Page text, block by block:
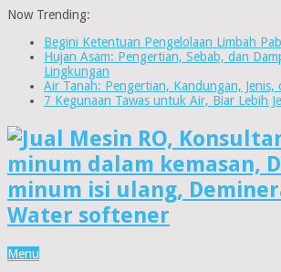
Now Trending:
Begini Ketentuan Pengelolaan Limbah
Hujan Asam: Pengertian, Sebab, dan
Lingkungan
Air Tanah: Pengertian, Kandungan, Jenis,
7 Kegunaan Tawas untuk Air, Biar Lebih
Menu